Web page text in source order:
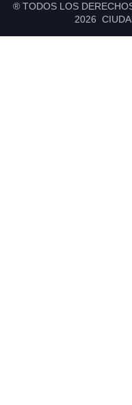
® TODOS LOS
2026